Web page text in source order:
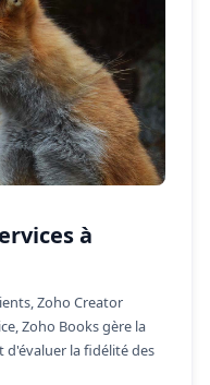
à
Zoho Creator
Zoho Books gère la
la fidélité des